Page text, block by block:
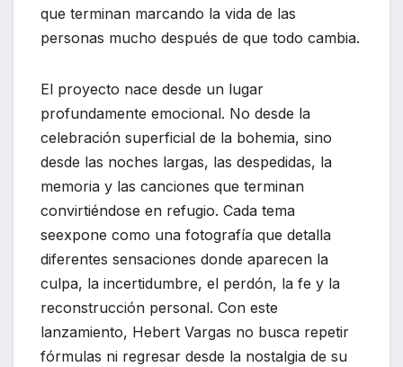
que terminan marcando la vida de las
personas mucho después de que todo cambia.
El proyecto nace desde un lugar
profundamente emocional. No desde la
celebración superficial de la bohemia, sino
desde las noches largas, las despedidas, la
memoria y las canciones que terminan
convirtiéndose en refugio. Cada tema
seexpone como una fotografía que detalla
diferentes sensaciones donde aparecen la
culpa, la incertidumbre, el perdón, la fe y la
reconstrucción personal. Con este
lanzamiento, Hebert Vargas no busca repetir
fórmulas ni regresar desde la nostalgia de su